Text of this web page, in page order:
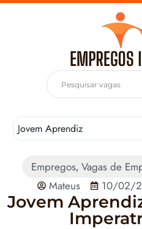
Jovem Aprendiz
Empregos,Vagas de
Mateus
10/02/
Jovem